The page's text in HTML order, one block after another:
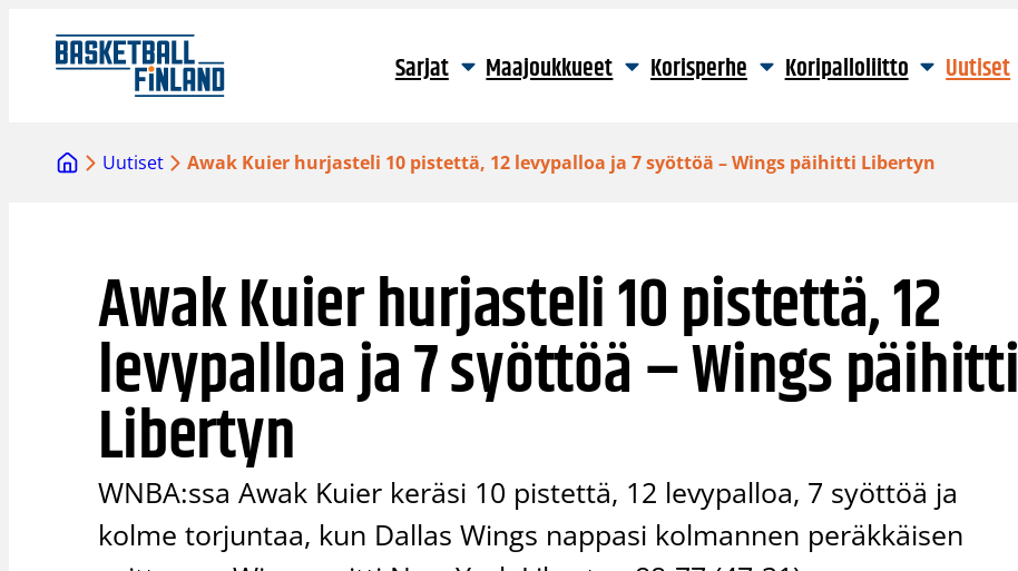
sisältöön
Sarjat Maajoukkueet Korisperhe Koripalloliitto Uutiset
Uutiset Awak Kuier hurjasteli 10 pistettä, 12 levypalloa ja 7 syöttöä – Wings päihitti Libertyn
Awak Kuier hurjasteli 10 pistettä, 12
levypalloa ja 7 syöttöä – Wings päihitti
Libertyn
WNBA:ssa Awak Kuier keräsi 10 pistettä, 12 levypalloa, 7 syöttöä ja
kolme torjuntaa, kun Dallas Wings nappasi kolmannen peräkkäisen